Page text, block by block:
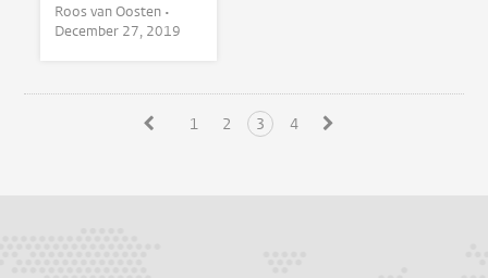
Roos van Oosten •
December 27, 2019
1 2 3 4